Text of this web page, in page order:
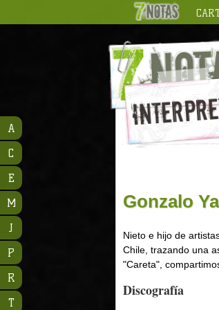
Gonzalo
Nieto e hijo de
Chile, trazando una
"Careta",
Discografía
A
C
E
M
J
P
R
T